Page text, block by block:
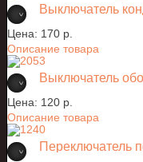
Выключатель
Цена: 170 p.
Описание товара
Выключатель
Цена: 120 p.
Описание товара
Переключатель